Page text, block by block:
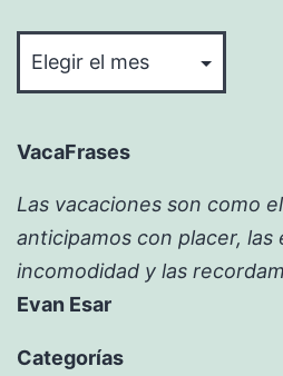
VacaFrases
Las vacaciones son como
anticipamos con placer,
incomodidad y las
Evan Esar
Categorías